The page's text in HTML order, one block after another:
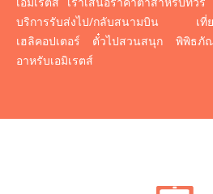
บริการรับส่งไป/กลับสนามบิน เที่ย
เฮลิคอปเตอร์ ตั๋วไปสวนสนุก พิพิธภั
อาหรับเอมิเรตส์